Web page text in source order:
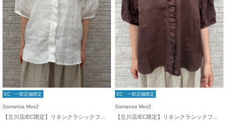
EC・一部店舗限定
Samansa Mos2
EC・一部店舗限定
Samansa Mos2